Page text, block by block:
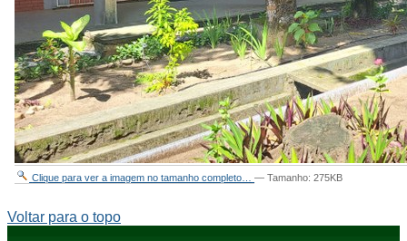
Clique para ver a imagem no tamanho completo… —Tamanho: 275KB
Voltar para o topo